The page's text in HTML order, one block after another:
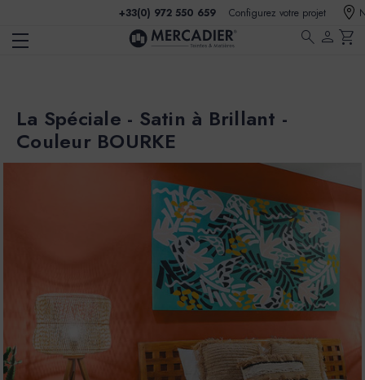
+33(0) 972 550 659 Configurez votre projet
search person shopping_cart
La Spéciale - Satin à Brillant -
Couleur BOURKE